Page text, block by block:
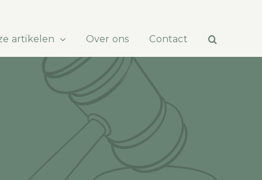
artikelen Over ons Contact